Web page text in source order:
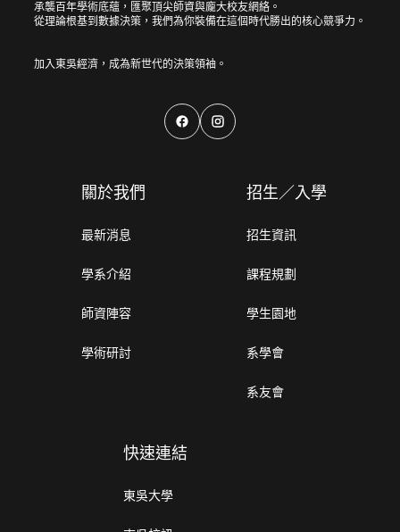
承襲百年學術底蘊，匯聚頂尖師資與龐大校友網絡。
從理論根基到數據決策，我們為你裝備在這個時代勝出的核心競爭力。
關於我們
最新消息
學系介紹
師資陣容
學術研討
招生／入學
招生資訊
課程規劃
學生園地
系學會
系友會
快速連結
東吳大學